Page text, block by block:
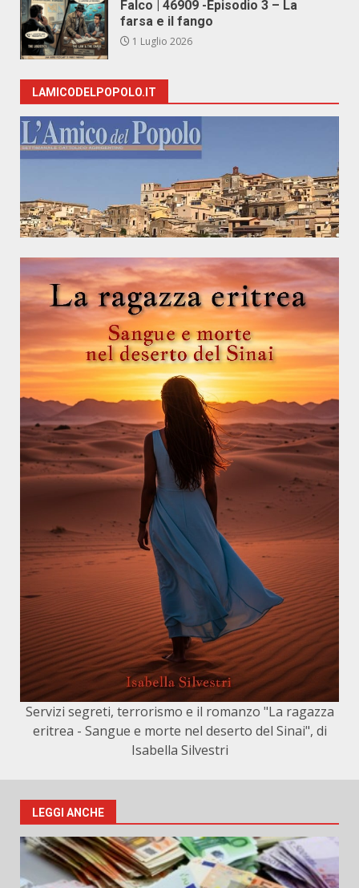
Falco | 46909 -Episodio 3 – La
farsa e il fango
1 Luglio 2026
LAMICODELPOPOLO.IT
Servizi segreti, terrorismo e il romanzo "La ragazza
eritrea - Sangue e morte nel deserto del Sinai", di
Isabella Silvestri
LEGGI ANCHE